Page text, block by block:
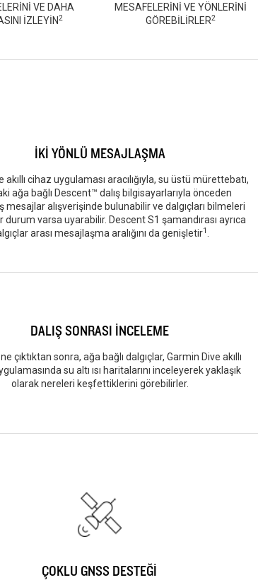
VE DAHA
İZLEYİN2
MESAFELERİNİ VE YÖNLERİNİ
GÖREBİLİRLER2
İKİ YÖNLÜ MESAJLAŞMA
akıllı cihaz uygulaması aracılığıyla, su üstü mürettebatı,
ağa bağlı Descent™ dalış bilgisayarlarıyla önceden
mesajlar alışverişinde bulunabilir ve dalgıçları bilmeleri
durum varsa uyarabilir. Descent S1 şamandırası ayrıca
arası mesajlaşma aralığını da genişletir1
DALIŞ SONRASI İNCELEME
çıktıktan sonra, ağa bağlı dalgıçlar, Garmin Dive akıllı
su altı ısı haritalarını inceleyerek yaklaşık
olarak nereleri keşfettiklerini görebilirler.
ÇOKLU GNSS DESTEĞİ